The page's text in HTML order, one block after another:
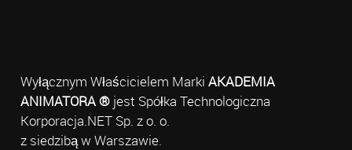
Wyłącznym Właścicielem Marki AKADEMIA
ANIMATORA ®jest Spółka Technologiczna
Korporacja.NET Sp. z o. o.
z siedzibą w Warszawie.